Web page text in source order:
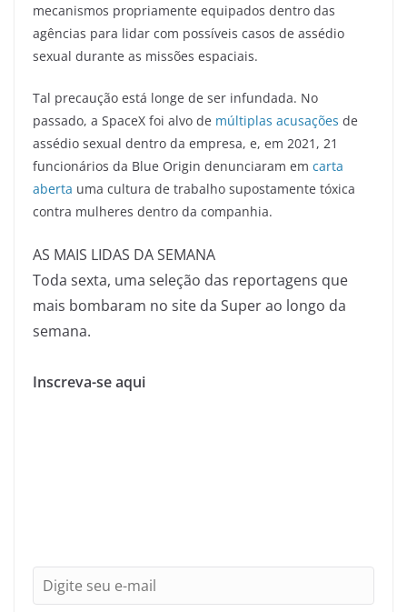
mecanismos propriamente equipados dentro das
agências para lidar com possíveis casos de assédio
sexual durante as missões espaciais.
Tal precaução está longe de ser infundada. No
passado, a SpaceX foi alvo de múltiplas acusações de
assédio sexual dentro da empresa, e, em 2021, 21
funcionários da Blue Origin denunciaram em carta
aberta uma cultura de trabalho supostamente tóxica
contra mulheres dentro da companhia.
AS MAIS LIDAS DA SEMANA
Toda sexta, uma seleção das reportagens que
mais bombaram no site da Super ao longo da
semana.
Inscreva-se aqui